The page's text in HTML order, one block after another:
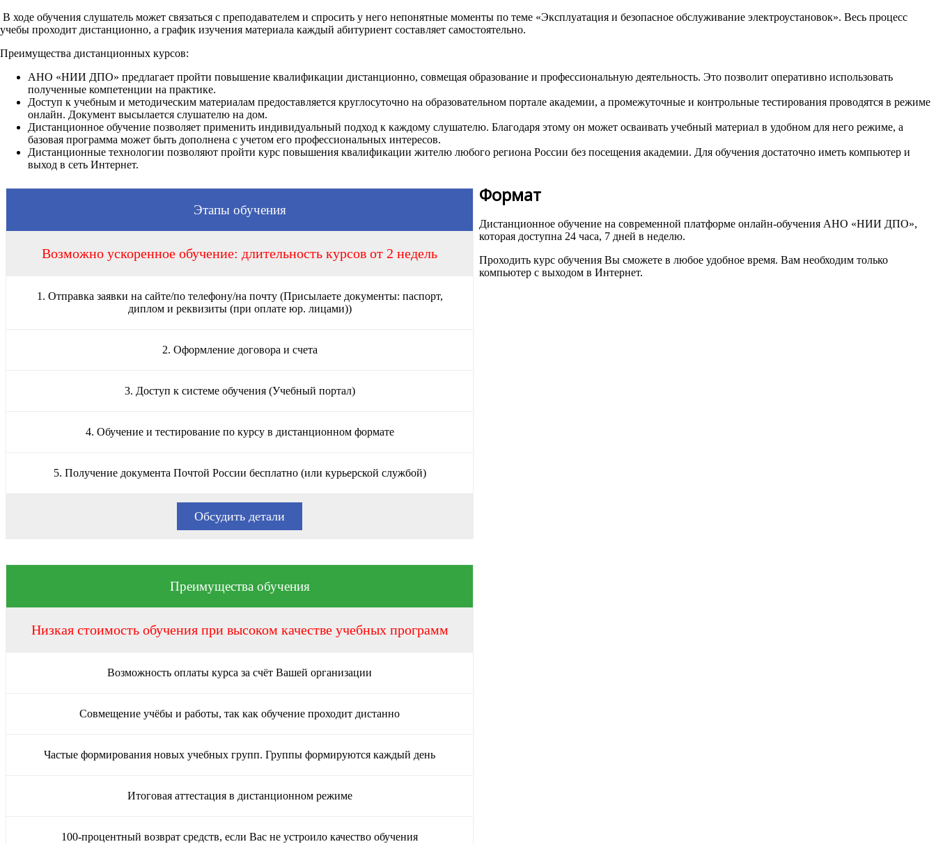
В ходе обучения слушатель может связаться с преподавателем и спросить у него непонятные моменты по теме «Эксплуатация и безопасное обслуживание электроустановок». Весь процесс
учебы проходит дистанционно, а график изучения материала каждый абитуриент составляет самостоятельно.
Преимущества дистанционных курсов:
АНО «НИИ ДПО» предлагает пройти повышение квалификации дистанционно, совмещая образование и профессиональную деятельность. Это позволит оперативно использовать
полученные компетенции на практике.
Доступ к учебным и методическим материалам предоставляется круглосуточно на образовательном портале академии, а промежуточные и контрольные тестирования проводятся в режиме
онлайн. Документ высылается слушателю на дом.
Дистанционное обучение позволяет применить индивидуальный подход к каждому слушателю. Благодаря этому он может осваивать учебный материал в удобном для него режиме, а
базовая программа может быть дополнена с учетом его профессиональных интересов.
Дистанционные технологии позволяют пройти курс повышения квалификации жителю любого региона России без посещения академии. Для обучения достаточно иметь компьютер и
выход в сеть Интернет.
Этапы обучения
Возможно ускоренное обучение: длительность курсов от 2 недель
1. Отправка заявки на сайте/по телефону/на почту (Присылаете документы: паспорт,
диплом и реквизиты (при оплате юр. лицами))
2. Оформление договора и счета
3. Доступ к системе обучения (Учебный портал)
4. Обучение и тестирование по курсу в дистанционном формате
5. Получение документа Почтой России бесплатно (или курьерской службой)
Обсудить детали
Преимущества обучения
Низкая стоимость обучения при высоком качестве учебных программ
Возможность оплаты курса за счёт Вашей организации
Совмещение учёбы и работы, так как обучение проходит дистанно
Частые формирования новых учебных групп. Группы формируются каждый день
Итоговая аттестация в дистанционном режиме
100-процентный возврат средств, если Вас не устроило качество обучения
Формат
Дистанционное обучение на современной платформе онлайн-обучения АНО «НИИ ДПО»,
которая доступна 24 часа, 7 дней в неделю.
Проходить курс обучения Вы сможете в любое удобное время. Вам необходим только
компьютер с выходом в Интернет.